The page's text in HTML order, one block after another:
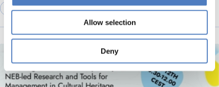
Allow selection
Deny
SOZIALE INNOVATION